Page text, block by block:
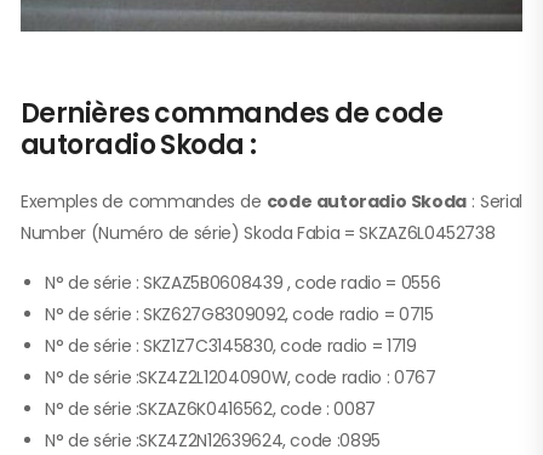
Dernières commandes de code
autoradio Skoda :
Exemples de commandes de code autoradio Skoda: Serial
Number (Numéro de série) Skoda Fabia = SKZAZ6L0452738
N° de série : SKZAZ5B0608439 , code radio = 0556
N° de série : SKZ627G8309092, code radio = 0715
N° de série : SKZ1Z7C3145830, code radio = 1719
N° de série :SKZ4Z2L1204090W, code radio : 0767
N° de série :SKZAZ6K0416562, code : 0087
N° de série :SKZ4Z2N12639624, code :0895